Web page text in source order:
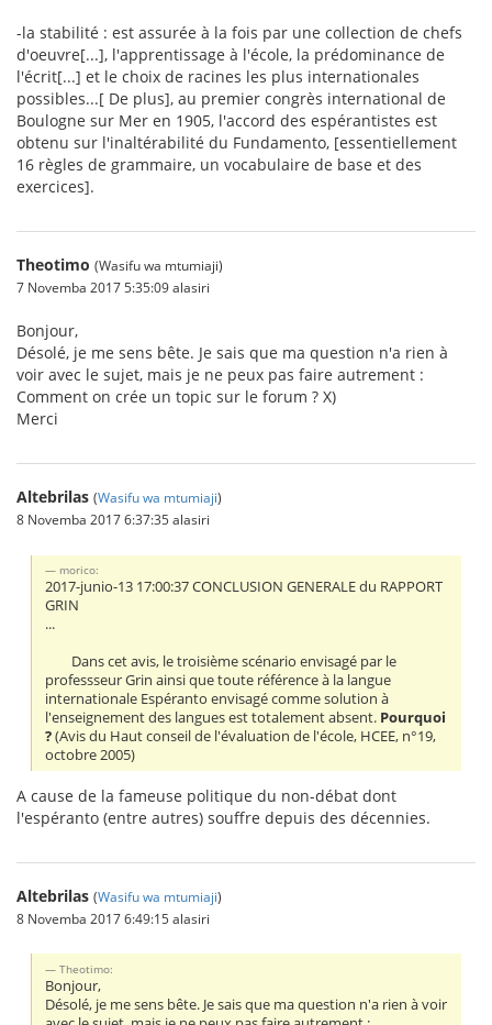
-la stabilité : est assurée à la fois par une collection de chefs
d'oeuvre[...], l'apprentissage à l'école, la prédominance de
l'écrit[...] et le choix de racines les plus internationales
possibles...[ De plus], au premier congrès international de
Boulogne sur Mer en 1905, l'accord des espérantistes est
obtenu sur l'inaltérabilité du Fundamento, [essentiellement
16 règles de grammaire, un vocabulaire de base et des
exercices].
Theotimo (Wasifu wa mtumiaji)
7 Novemba 2017 5:35:09 alasiri
Bonjour,
Désolé, je me sens bête. Je sais que ma question n'a rien à
voir avec le sujet, mais je ne peux pas faire autrement :
Comment on crée un topic sur le forum ? X)
Merci
Altebrilas (Wasifu wa mtumiaji)
8 Novemba 2017 6:37:35 alasiri
morico:
2017-junio-13 17:00:37 CONCLUSION GENERALE du RAPPORT
GRIN
...
Dans cet avis, le troisième scénario envisagé par le
professseur Grin ainsi que toute référence à la langue
internationale Espéranto envisagé comme solution à
l'enseignement des langues est totalement absent. Pourquoi
?(Avis du Haut conseil de l'évaluation de l'école, HCEE, n°19,
octobre 2005)
A cause de la fameuse politique du non-débat dont
l'espéranto (entre autres) souffre depuis des décennies.
Altebrilas (Wasifu wa mtumiaji)
8 Novemba 2017 6:49:15 alasiri
Theotimo:
Bonjour,
Désolé, je me sens bête. Je sais que ma question n'a rien à voir